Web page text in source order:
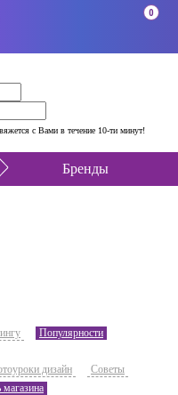
с Вами в течение 10-ти минут!
0
Бренды
Популярности
дизайн
Советы
магазина